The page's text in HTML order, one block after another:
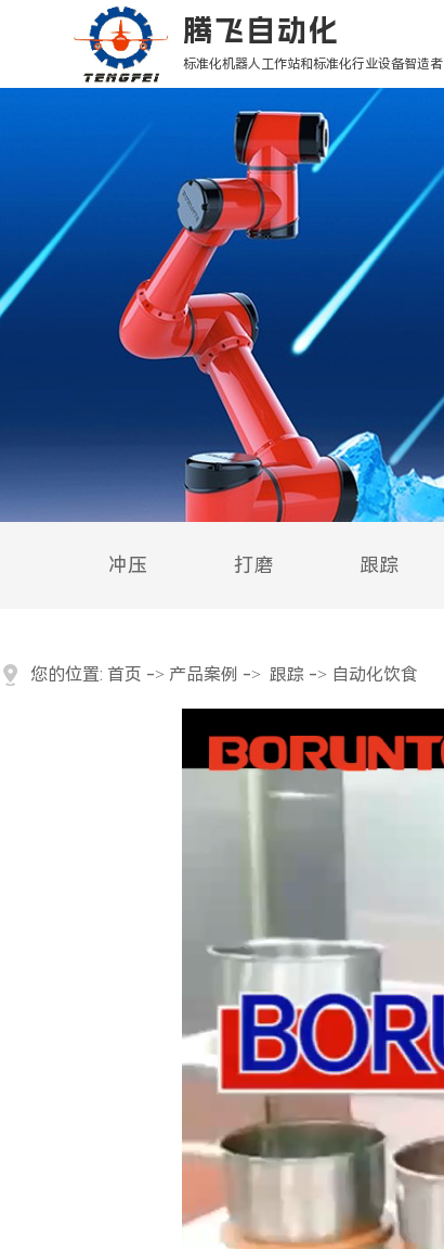
腾飞自动化
标准化机器人工作站和标准化行业设备智造者
冲压 打磨 跟踪
您的位置: 首页 -> 产品案例 -> 跟踪 -> 自动化饮食